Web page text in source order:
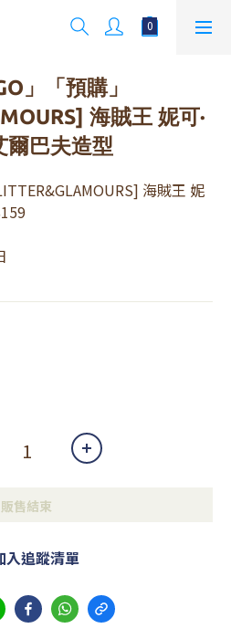
」「預購」
海賊王 妮可·
爾巴夫造型
海賊王 妮
販售結束
入追蹤清單